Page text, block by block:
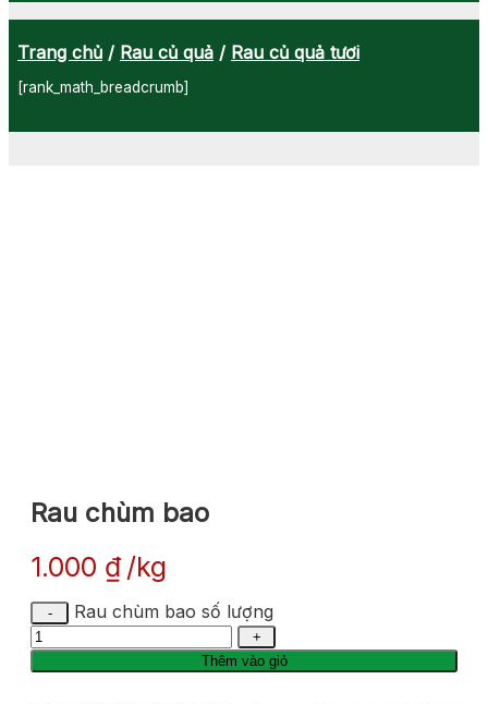
Trang chủ / Rau củ quả / Rau củ quả tươi
[rank_math_breadcrumb]
Rau chùm bao
1.000 ₫ kg
Rau chùm bao số lượng
Thêm vào giỏ